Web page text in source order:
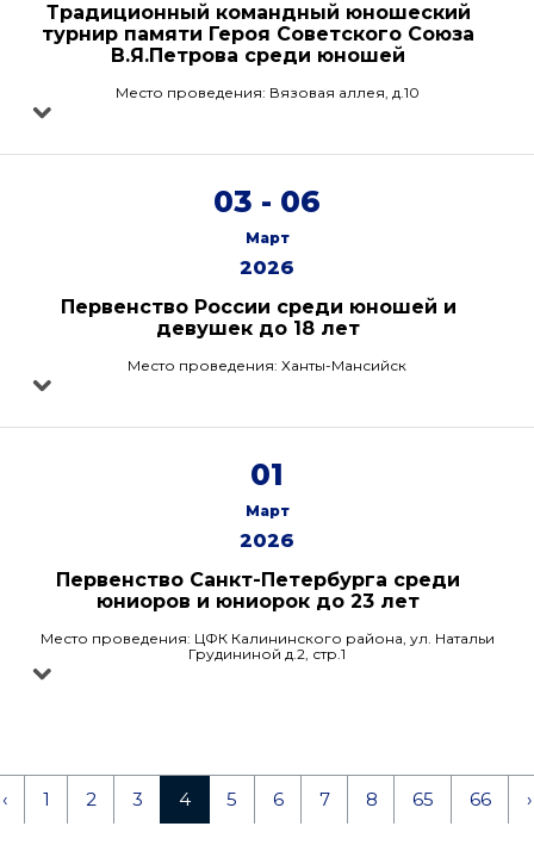
Традиционный командный юношеский
турнир памяти Героя Советского Союза
В.Я.Петрова среди юношей
Место проведения: Вязовая аллея, д.10
03 - 06
Март
2026
Первенство России среди юношей и
девушек до 18 лет
Место проведения: Ханты-Мансийск
01
Март
2026
Первенство Санкт-Петербурга среди
юниоров и юниорок до 23 лет
Место проведения: ЦФК Калининского района, ул. Натальи
Грудининой д.2, стр.1
‹ 1 2 3 4 5 6 7 8 65 66 ›